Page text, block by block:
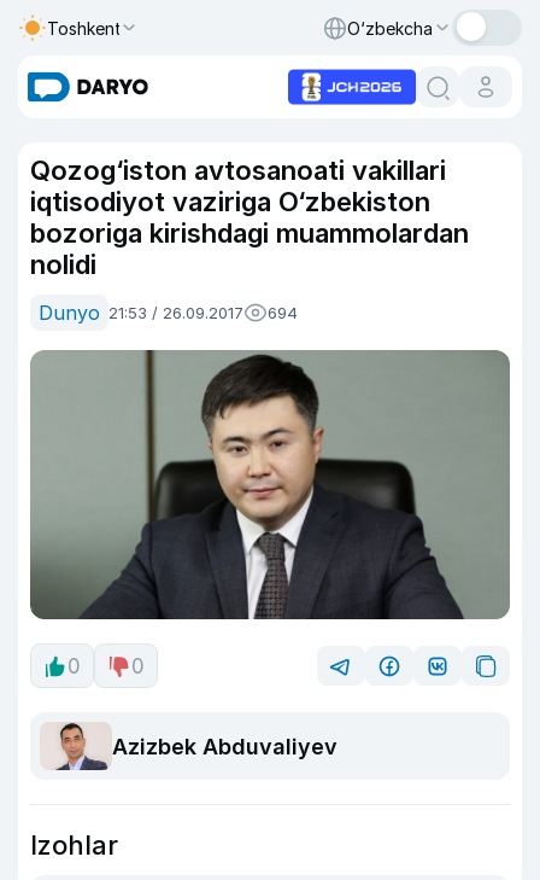
Toshkent O‘zbekcha
Qozog‘iston avtosanoati vakillari
iqtisodiyot vaziriga O‘zbekiston
bozoriga kirishdagi muammolardan
nolidi
Dunyo 21:53 / 26.09.2017 694
0 0
Azizbek Abduvaliyev
Izohlar